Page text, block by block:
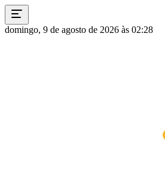
domingo, 9 de agosto de 2026 às 02:28